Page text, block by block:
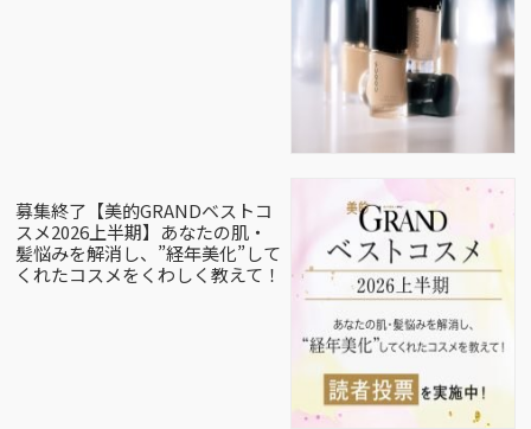
募集終了【美的GRANDベストコ
スメ2026上半期】あなたの肌・
髪悩みを解消し、”経年美化”して
くれたコスメをくわしく教えて！